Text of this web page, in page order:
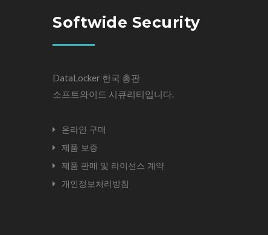
Softwide Security
DataLocker 한국 총판
소프트와이드 시큐리티입니다.
온라인 구매
제품 보증
제품 판매 및 라이선스 계약
개인정보처리방침